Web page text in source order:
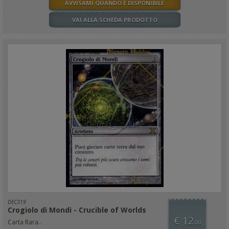
AVVISAMI QUANDO È DISPONIBILE
VAI ALLA SCHEDA PRODOTTO
DEC319
Crogiolo di Mondi - Crucible of Worlds
Carta Rara.. € 12,00